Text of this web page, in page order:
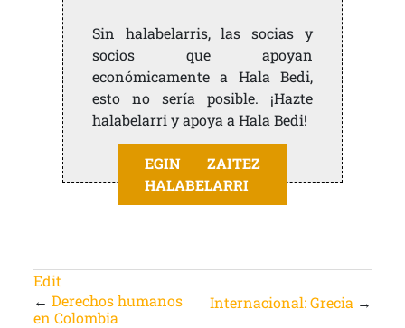
Sin halabelarris, las socias y
socios que apoyan
económicamente a Hala Bedi,
esto no sería posible. ¡Hazte
halabelarri y apoya a Hala Bedi!
EGIN ZAITEZ
HALABELARRI
Edit
← Derechos humanos
en Colombia
Internacional: Grecia →